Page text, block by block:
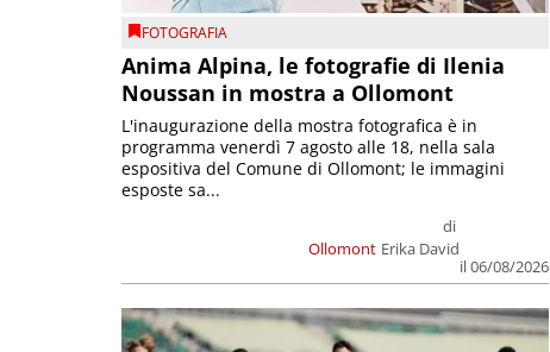
FOTOGRAFIA
Anima Alpina, le fotografie di Ilenia
Noussan in mostra a Ollomont
Ollomont
di
Erika David
il 06/08/2026
L'inaugurazione della mostra fotografica è in
programma venerdì 7 agosto alle 18, nella sala
espositiva del Comune di Ollomont; le immagini
esposte sa...